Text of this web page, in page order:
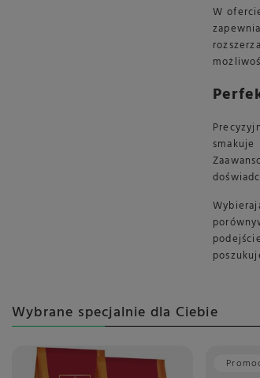
W
Wybrane specjalnie dla Ciebie